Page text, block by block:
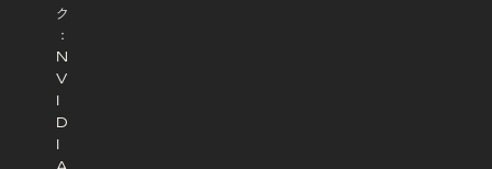
ク
：
N
V
I
D
I